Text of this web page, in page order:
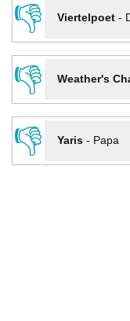
👎
Viertelpoet-
👎
Weather's
👎
Yaris- Papa